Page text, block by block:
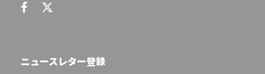
ニュースレター登録